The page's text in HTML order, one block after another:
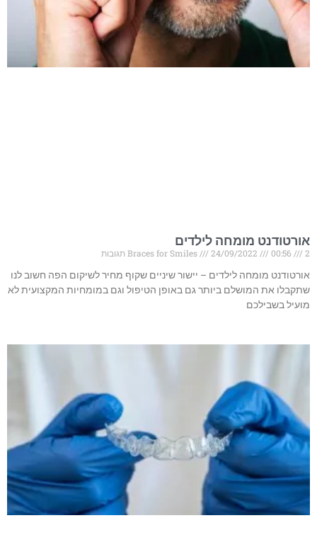
אורטודנט מומחה לילדים
Braces for Smiles 24/09/2022 00:56
2 תגובות
אורטודנט מומחה לילדים – יישור שיניים שקוף מחיר לשיקום הפה חשוב לנו
שתקבלו את המושלם ביותר גם באופן הטיפול וגם במומחיות המקצועית לא
מועיל בשבילכם